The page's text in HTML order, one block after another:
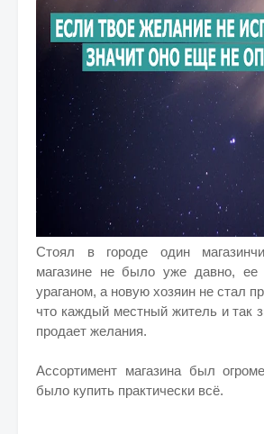
Стоял в городе один
магазине не было уже давно, ее
ураганом, а новую хозяин не стал
что каждый местный житель и так
продает желания.
Ассортимент магазина был
было купить практически всё.